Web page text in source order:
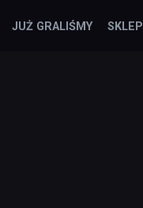
JUŻ GRALIŚMY SKLEP